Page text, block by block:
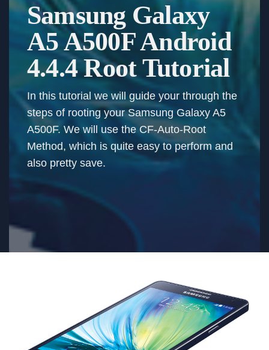
Samsung Galaxy
A5 A500F Android
4.4.4 Root Tutorial
In this tutorial we will guide your through the
steps of rooting your Samsung Galaxy A5
A500F. We will use the CF-Auto-Root
Method, which is quite easy to perform and
also pretty save.